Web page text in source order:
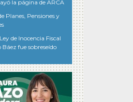
la página de ARCA
Planes, Pensiones y
de Inocencia Fiscal
Báez fue sobreseído